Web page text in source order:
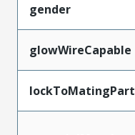
gender
glowWireCapable
lockToMatingPart